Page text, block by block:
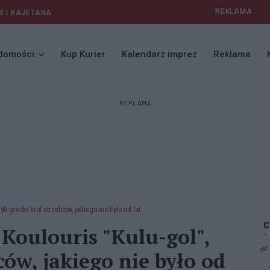
I KAJETANA REKLAMA
Kup Kurier Kalendarz imprez Reklama
REKLAMA
grecki król strzelców, jakiego nie było od lat
"Kulu-gol",
jakiego nie było od